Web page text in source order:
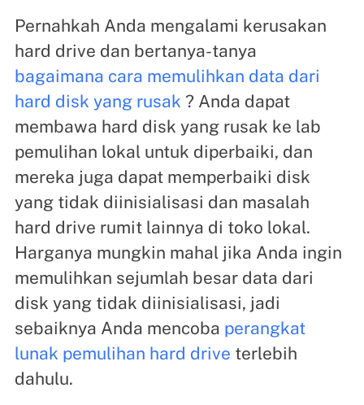
Pernahkah Anda mengalami kerusakan
hard drive dan bertanya-tanya
bagaimana cara memulihkan data dari
hard disk yang rusak ? Anda dapat
membawa hard disk yang rusak ke lab
pemulihan lokal untuk diperbaiki, dan
mereka juga dapat memperbaiki disk
yang tidak diinisialisasi dan masalah
hard drive rumit lainnya di toko lokal.
Harganya mungkin mahal jika Anda ingin
memulihkan sejumlah besar data dari
disk yang tidak diinisialisasi, jadi
sebaiknya Anda mencoba perangkat
lunak pemulihan hard drive terlebih
dahulu.